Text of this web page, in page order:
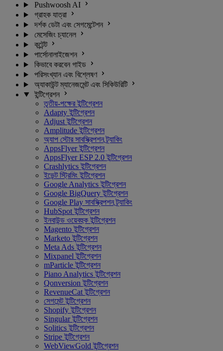
Pushwoosh AI
গ্রাহক যাত্রা
দর্শক ডেটা এবং সেগমেন্টেশন
মেসেজিং চ্যানেল
কন্টেন্ট
পার্সোনালাইজেশন
কিভাবে করবেন গাইড
পরিসংখ্যান এবং বিশ্লেষণ
অ্যাকাউন্ট ম্যানেজমেন্ট এবং সিকিউরিটি
ইন্টিগ্রেশন
তৃতীয়-পক্ষের ইন্টিগ্রেশন
Adapty ইন্টিগ্রেশন
Adjust ইন্টিগ্রেশন
Amplitude ইন্টিগ্রেশন
অ্যাপ স্টোর সাবস্ক্রিপশন ট্র্যাকিং
AppsFlyer ইন্টিগ্রেশন
AppsFlyer ESP 2.0 ইন্টিগ্রেশন
Crashlytics ইন্টিগ্রেশন
ইভেন্ট স্ট্রিমিং ইন্টিগ্রেশন
Google Analytics ইন্টিগ্রেশন
Google BigQuery ইন্টিগ্রেশন
Google Play সাবস্ক্রিপশন ট্র্যাকিং
HubSpot ইন্টিগ্রেশন
ইনবাউন্ড ওয়েবহুক ইন্টিগ্রেশন
Magento ইন্টিগ্রেশন
Marketo ইন্টিগ্রেশন
Meta Ads ইন্টিগ্রেশন
Mixpanel ইন্টিগ্রেশন
mParticle ইন্টিগ্রেশন
Piano Analytics ইন্টিগ্রেশন
Qonversion ইন্টিগ্রেশন
RevenueCat ইন্টিগ্রেশন
সেগমেন্ট ইন্টিগ্রেশন
Shopify ইন্টিগ্রেশন
Singular ইন্টিগ্রেশন
Solitics ইন্টিগ্রেশন
Stripe ইন্টিগ্রেশন
WebViewGold ইন্টিগ্রেশন